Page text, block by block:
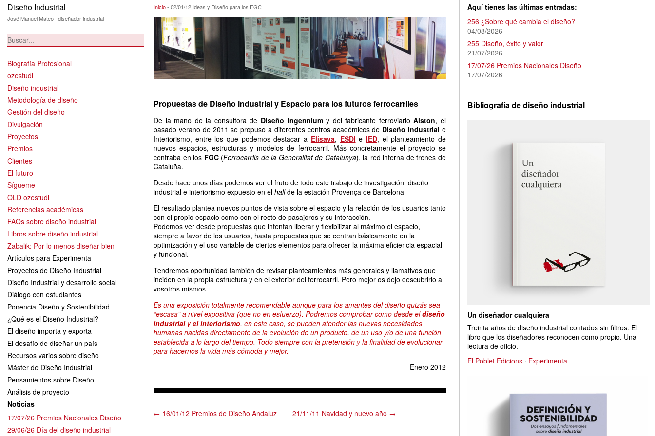
Diseño Industrial
José Manuel Mateo | diseñador industrial
Biografía Profesional
ozestudi
Diseño industrial
Metodología de diseño
Gestión del diseño
Divulgación
Proyectos
Premios
Clientes
El futuro
Sígueme
OLD ozestudi
Referencias académicas
FAQs sobre diseño industrial
Libros sobre diseño industrial
Zabalik: Por lo menos diseñar bien
Artículos para Experimenta
Proyectos de Diseño Industrial
Diseño Industrial y desarrollo social
Diálogo con estudiantes
Ponencia Diseño y Sostenibilidad
¿Qué es el Diseño Industrial?
El diseño importa y exporta
El desafío de diseñar un país
Recursos varios sobre diseño
Máster de Diseño Industrial
Pensamientos sobre Diseño
Análisis de proyecto
Noticias
17/07/26 Premios Nacionales Diseño
29/06/26 Día del diseño industrial
02/01/12 Ideas y Diseño para los FGC
Inicio- 02/01/12 Ideas y Diseño para los FGC
Propuestas de Diseño industrial y Espacio para los futuros ferrocarriles
De la mano de la consultora de Diseño Ingenniumy del fabricante ferroviarioAlston, el
pasado verano de 2011 se propuso a diferentes centros académicos de Diseño Industriale
Interiorismo, entre los que podemos destacar a Elisava, ESDI e IED, el planteamiento de
nuevos espacios, estructuras y modelos de ferrocarril. Más concretamente el proyecto se
centraba en los FGC(Ferrocarrils de la Generalitat de Catalunya), la red interna de trenes de
Cataluña.
Desde hace unos días podemos ver el fruto de todo este trabajo de investigación, diseño
industrial e interiorismo expuesto en el hallde la estación Provença de Barcelona.
El resultado plantea nuevos puntos de vista sobre el espacio y la relación de los usuarios tanto
con el propio espacio como con el resto de pasajeros y su interacción.
Podemos ver desde propuestas que intentan liberar y flexibilizar al máximo el espacio,
siempre a favor de los usuarios, hasta propuestas que se centran básicamente en la
optimización y el uso variable de ciertos elementos para ofrecer la máxima eficiencia espacial
y funcional.
Tendremos oportunidad también de revisar planteamientos más generales y llamativos que
inciden en la propia estructura y en el exterior del ferrocarril. Pero mejor os dejo descubrirlo a
vosotros mismos…
Es una exposición totalmente recomendable aunque para los amantes del diseño quizás sea
“escasa” a nivel expositiva (que no en esfuerzo). Podremos comprobar como desde eldiseño
industrialyel interiorismo, en este caso, se pueden atender las nuevas necesidades
humanas nacidas directamente de la evolución de un producto, de un uso y/o de una función
establecida a lo largo del tiempo. Todo siempre con la pretensión y la finalidad de evolucionar
para hacernos la vida más cómoda y mejor.
Enero 2012
← 16/01/12 Premios de Diseño Andaluz 21/11/11 Navidad y nuevo año →
Aquí tienes las últimas entradas:
256 ¿Sobre qué cambia el diseño?
04/08/2026
255 Diseño, éxito y valor
21/07/2026
17/07/26 Premios Nacionales Diseño
17/07/2026
Bibliografía de diseño industrial
Un diseñador cualquiera
Treinta años de diseño industrial contados sin filtros. El
libro que los diseñadores reconocen como propio. Una
lectura de oficio.
El Poblet Edicions · Experimenta